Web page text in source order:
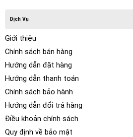
Dịch Vụ
Giới thiệu
Chính sách bán hàng
Hướng dẫn đặt hàng
Hướng dẫn thanh toán
Chính sách bảo hành
Hướng dẫn đổi trả hàng
Điều khoản chính sách
Quy định về bảo mật